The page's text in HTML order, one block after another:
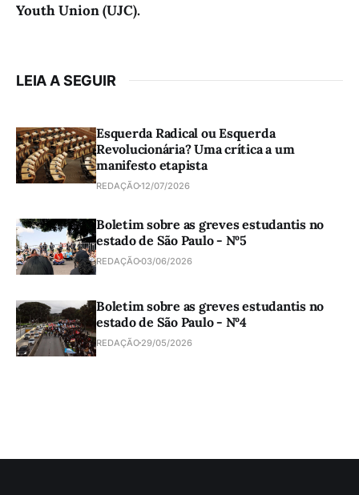
Youth Union (UJC).
LEIA A SEGUIR
Esquerda Radical ou Esquerda
Revolucionária? Uma crítica a um
manifesto etapista
REDAÇÃO12/07/2026
Boletim sobre as greves estudantis no
estado de São Paulo - Nº5
REDAÇÃO03/06/2026
Boletim sobre as greves estudantis no
estado de São Paulo - Nº4
REDAÇÃO 29/05/2026